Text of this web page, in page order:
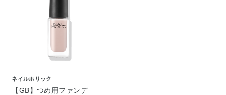
ネイルホリック
【GB】つめ用ファンデ